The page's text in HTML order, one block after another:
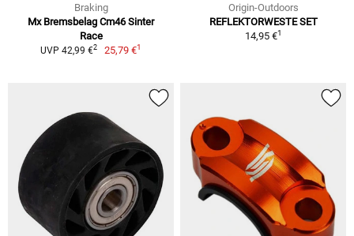
Braking
Mx Bremsbelag Cm46 Sinter
Race
UVP 42,99 €2 25,79 €1
Origin-Outdoors
REFLEKTORWESTE SET
14,95 €1